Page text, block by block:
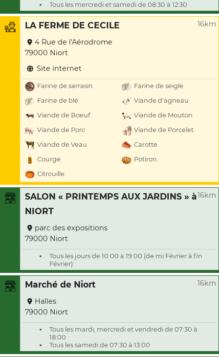
Tous les mercredi et samedi de 08:30 à 12:30
LA FERME DE CECILE 16km
4 Rue de l'Aérodrome
79000 Niort
Site internet
Farine de sarrasin
Farine de seigle
Farine de blé
Viande d'agneau
Viande de Boeuf
Viande de Mouton
Viande de Porc
Viande de Porcelet
Viande de Veau
Carotte
Courge
Potiron
Citrouille
SALON « PRINTEMPS AUX JARDINS » à
NIORT
16km
parc des expositions
79000 Niort
Tous les jours de 10:00 à 19:00 (de mi Février à fin
Février)
Marché de Niort 16km
Halles
79000 Niort
Tous les mardi, mercredi et vendredi de 07:30 à
18:00
Tous les samedi de 07:30 à 13:00